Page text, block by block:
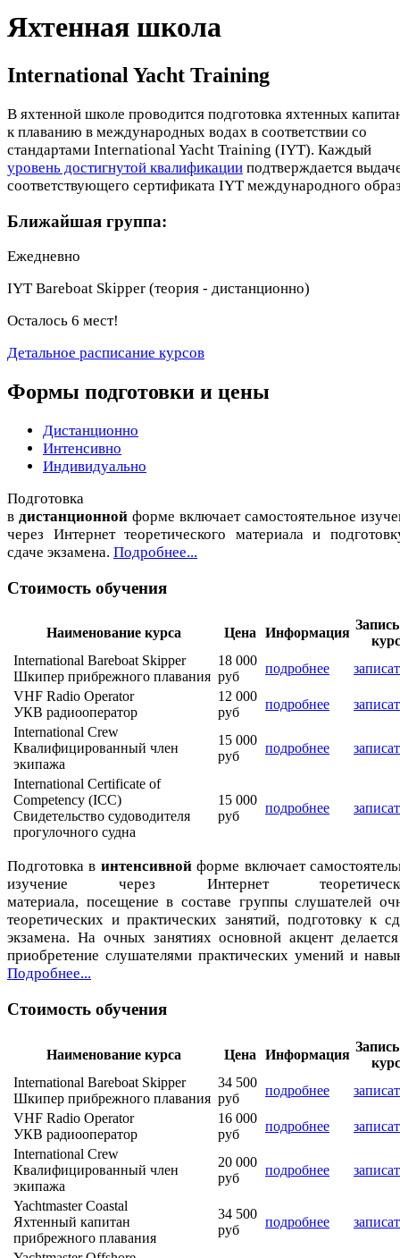
Яхтенная школа
International Yacht Training
В яхтенной школе проводится подготовка яхтенных
к плаванию в международных водах в соответствии со
стандартами International Yacht Training (IYT). Каждый
уровень достигнутой квалификации подтверждается
соответствующего сертификата IYT международного
Ближайшая группа:
Ежедневно
IYT Bareboat Skipper (теория - дистанционно)
Осталось 6 мест!
Детальное расписание курсов
Формы подготовки и цены
Дистанционно
Интенсивно
Индивидуально
Подготовка
в дистанционной форме включает самостоятельное
через Интернет теоретического материала и
сдаче экзамена. Подробнее...
Стоимость обучения
Наименование курса Цена Информация
курс
International Bareboat Skipper
Шкипер прибрежного плавания
18 000
руб
подробнее
VHF Radio Operator
УКВ радиооператор
12 000
руб
подробнее
International Crew
Квалифицированный член
экипажа
15 000
руб
подробнее
International Certificate of
Competency (ICC)
Свидетельство судоводителя
прогулочного судна
15 000
руб
подробнее
Подготовка в интенсивнойформе включает
изучение через Интернет
материала, посещение в составе группы слушателей
теоретических и практических занятий, подготовку к
экзамена. На очных занятиях основной акцент
приобретение слушателями практических умений и
Подробнее...
Стоимость обучения
Наименование курса Цена Информация
курс
International Bareboat Skipper
Шкипер прибрежного плавания
34 500
руб
подробнее
VHF Radio Operator
УКВ радиооператор
16 000
руб
подробнее
International Crew
Квалифицированный член
экипажа
20 000
руб
подробнее
Yachtmaster Coastal
Яхтенный капитан
прибрежного плавания
34 500
руб
подробнее